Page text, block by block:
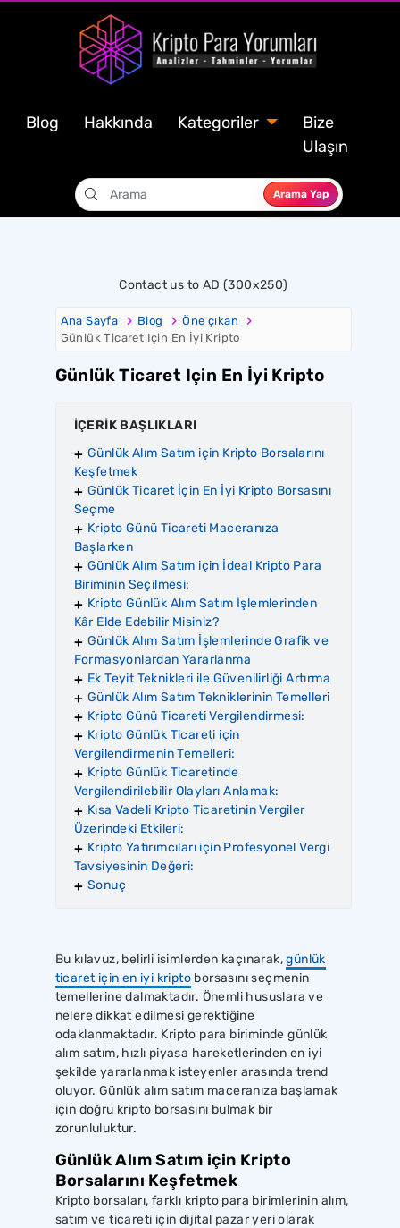
Blog Hakkında Kategoriler
Bize
Ulaşın
Arama Yap
Contact us to AD (300x250)
Ana Sayfa Blog
Öne çıkan
Günlük Ticaret Için En İyi Kripto
Günlük Ticaret Için En İyi Kripto
İÇERİK BAŞLIKLARI
Günlük Alım Satım için Kripto Borsalarını
Keşfetmek
Günlük Ticaret İçin En İyi Kripto Borsasını
Seçme
Kripto Günü Ticareti Maceranıza
Başlarken
Günlük Alım Satım için İdeal Kripto Para
Biriminin Seçilmesi:
Kripto Günlük Alım Satım İşlemlerinden
Kâr Elde Edebilir Misiniz?
Günlük Alım Satım İşlemlerinde Grafik ve
Formasyonlardan Yararlanma
Ek Teyit Teknikleri ile Güvenilirliği Artırma
Günlük Alım Satım Tekniklerinin Temelleri
Kripto Günü Ticareti Vergilendirmesi:
Kripto Günlük Ticareti için
Vergilendirmenin Temelleri:
Kripto Günlük Ticaretinde
Vergilendirilebilir Olayları Anlamak:
Kısa Vadeli Kripto Ticaretinin Vergiler
Üzerindeki Etkileri:
Kripto Yatırımcıları için Profesyonel Vergi
Tavsiyesinin Değeri:
Sonuç
Bu kılavuz, belirli isimlerden kaçınarak,günlük
ticaret için en iyi kripto borsasını seçmenin
temellerine dalmaktadır. Önemli hususlara ve
nelere dikkat edilmesi gerektiğine
odaklanmaktadır. Kripto para biriminde günlük
alım satım, hızlı piyasa hareketlerinden en iyi
şekilde yararlanmak isteyenler arasında trend
oluyor. Günlük alım satım maceranıza başlamak
için doğru kripto borsasını bulmak bir
zorunluluktur.
Günlük Alım Satım için Kripto
Borsalarını Keşfetmek
Kripto borsaları, farklı kripto para birimlerinin alım,
satım ve ticareti için dijital pazar yeri olarak